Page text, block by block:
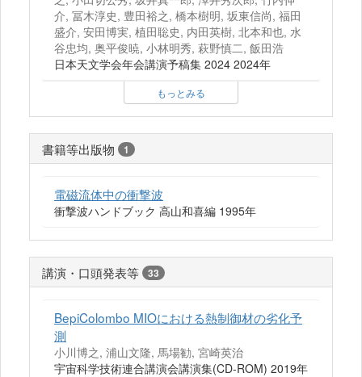
介, 冨木淳史, 豊田裕之, 橋本樹明, 坂東信尚, 福田
盛介, 安田博実, 植田聡史, 内田英樹, 北本和也, 水
谷忠均, 奥平俊暁, 小林明秀, 萩野慎二, 飯田浩
日本天文学会年会講演予稿集 2024 2024年
もっとみる
書籍等出版物 1
電磁流体中の衝撃波
衝撃波ハンドブック 高山和喜編 1995年
講演・口頭発表等 33
BepiColombo MIOにおける熱制御材の劣化予
測
小川博之, 浦山文隆, 馬場勧, 宮崎英治
宇宙科学技術連合講演会講演集(CD-ROM) 2019年